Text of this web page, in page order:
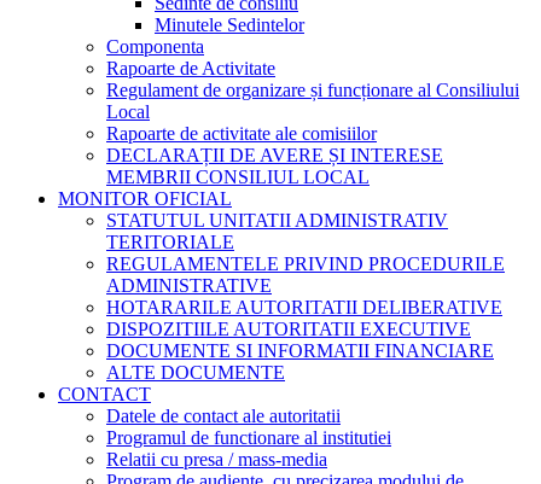
Minutele Sedintelor
Componenta
Rapoarte de Activitate
Regulament de organizare și funcționare al Consiliului
Local
Rapoarte de activitate ale comisiilor
DECLARAȚII DE AVERE ȘI INTERESE
MEMBRII CONSILIUL LOCAL
MONITOR OFICIAL
STATUTUL UNITATII ADMINISTRATIV
TERITORIALE
REGULAMENTELE PRIVIND PROCEDURILE
ADMINISTRATIVE
HOTARARILE AUTORITATII DELIBERATIVE
DISPOZITIILE AUTORITATII EXECUTIVE
DOCUMENTE SI INFORMATII FINANCIARE
ALTE DOCUMENTE
CONTACT
Datele de contact ale autoritatii
Programul de functionare al institutiei
Relatii cu presa / mass-media